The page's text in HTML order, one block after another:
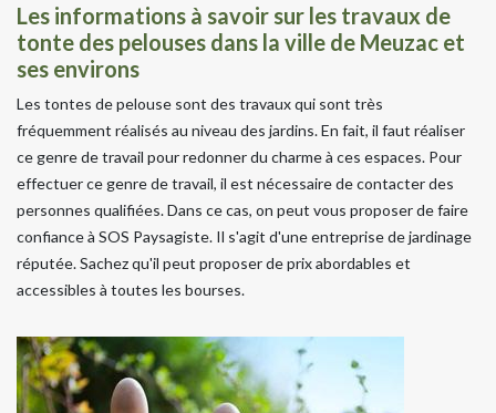
Les informations à savoir sur les travaux de
tonte des pelouses dans la ville de Meuzac et
ses environs
Les tontes de pelouse sont des travaux qui sont très
fréquemment réalisés au niveau des jardins. En fait, il faut réaliser
ce genre de travail pour redonner du charme à ces espaces. Pour
effectuer ce genre de travail, il est nécessaire de contacter des
personnes qualifiées. Dans ce cas, on peut vous proposer de faire
confiance à SOS Paysagiste. Il s'agit d'une entreprise de jardinage
réputée. Sachez qu'il peut proposer de prix abordables et
accessibles à toutes les bourses.